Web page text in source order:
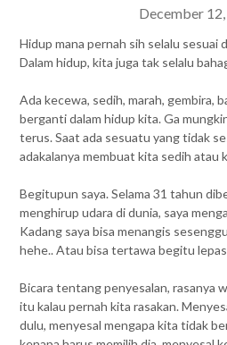
December
Hidup mana pernah sih selalu sesuai
Dalam hidup, kita juga tak selalu
Ada kecewa, sedih, marah, gembira,
berganti dalam hidup kita. Ga
terus. Saat ada sesuatu yang tidak
adakalanya membuat kita sedih atau
Begitupun saya. Selama 31 tahun
menghirup udara di dunia, saya
Kadang saya bisa menangis
hehe.. Atau bisa tertawa begitu
Bicara tentang penyesalan, rasanya
itu kalau pernah kita rasakan.
dulu, menyesal mengapa kita tidak